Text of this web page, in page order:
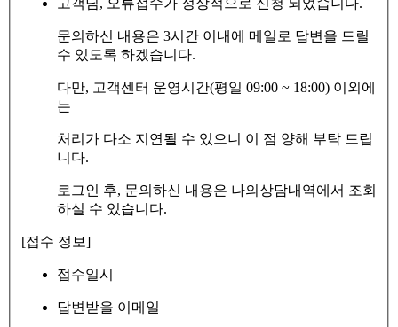
고객님, 오류접수가 정상적으로 신청 되었습니다.
문의하신 내용은 3시간 이내에 메일로 답변을 드릴
수 있도록 하겠습니다.
다만, 고객센터 운영시간(평일 09:00 ~ 18:00) 이외에
는
처리가 다소 지연될 수 있으니 이 점 양해 부탁 드립
니다.
로그인 후, 문의하신 내용은 나의상담내역에서 조회
하실 수 있습니다.
[접수 정보]
접수일시
답변받을 이메일